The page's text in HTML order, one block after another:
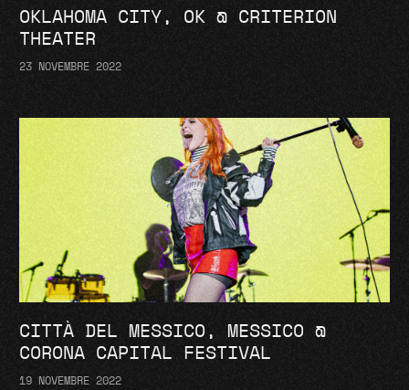
OKLAHOMA CITY, OK @ CRITERION
THEATER
23 NOVEMBRE 2022
CITTÀ DEL MESSICO, MESSICO @
CORONA CAPITAL FESTIVAL
19 NOVEMBRE 2022